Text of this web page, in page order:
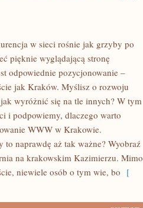
w sieci rośnie jak grzyby po
pięknie wyglądającą stronę
odpowiednie pozycjonowanie –
jak Kraków. Myślisz o rozwoju
wyróżnić się na tle innych? W tym
i podpowiemy, dlaczego warto
WWW w Krakowie.
naprawdę aż tak ważne? Wyobraź
na krakowskim Kazimierzu. Mimo
niewiele osób o tym wie, bo [